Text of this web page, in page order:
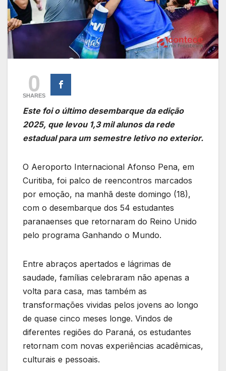
0
SHARES
Este foi o último desembarque da edição
2025, que levou 1,3 mil alunos da rede
estadual para um semestre letivo no exterior.
O Aeroporto Internacional Afonso Pena, em
Curitiba, foi palco de reencontros marcados
por emoção, na manhã deste domingo (18),
com o desembarque dos 54 estudantes
paranaenses que retornaram do Reino Unido
pelo programa Ganhando o Mundo.
Entre abraços apertados e lágrimas de
saudade, famílias celebraram não apenas a
volta para casa, mas também as
transformações vividas pelos jovens ao longo
de quase cinco meses longe. Vindos de
diferentes regiões do Paraná, os estudantes
retornam com novas experiências acadêmicas,
culturais e pessoais.